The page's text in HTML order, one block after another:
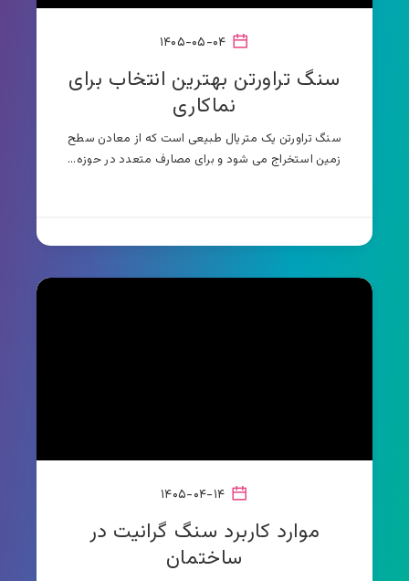
سنگ تراورتن بهترین انتخاب برای
نماکاری
سنگ تراورتن یک متریال طبیعی است که از معادن سطح
زمین استخراج می شود و برای مصارف متعدد در حوزه…
موارد کاربرد سنگ گرانیت در
ساختمان